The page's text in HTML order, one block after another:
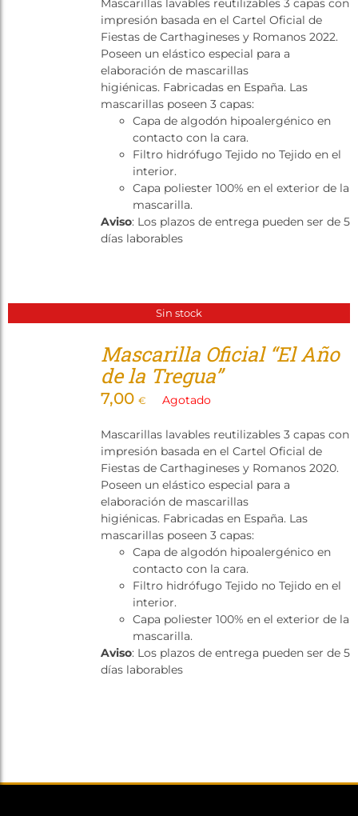
Tienda
Mascarillas lavables reutilizables 3 capas con
impresión basada en el Cartel Oficial de
Fiestas de Carthagineses y Romanos 2022.
Poseen un elástico especial para a
elaboración de mascarillas
higiénicas. Fabricadas en España. Las
mascarillas poseen 3 capas:
Capa de algodón hipoalergénico en
contacto con la cara.
Filtro hidrófugo Tejido no Tejido en el
interior.
Capa poliester 100% en el exterior de la
mascarilla.
Aviso: Los plazos de entrega pueden ser de 5
días laborables
Sin stock
Mascarilla Oficial “El Año
de la Tregua”
7,00 € Agotado
Mascarillas lavables reutilizables 3 capas con
impresión basada en el Cartel Oficial de
Fiestas de Carthagineses y Romanos 2020.
Poseen un elástico especial para a
elaboración de mascarillas
higiénicas. Fabricadas en España. Las
mascarillas poseen 3 capas:
Capa de algodón hipoalergénico en
contacto con la cara.
Filtro hidrófugo Tejido no Tejido en el
interior.
Capa poliester 100% en el exterior de la
mascarilla.
Aviso: Los plazos de entrega pueden ser de 5
días laborables